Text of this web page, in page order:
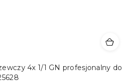
4x 1/1 GN profesjonalny do